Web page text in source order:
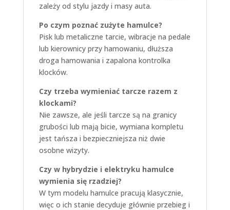
zależy od stylu jazdy i masy auta.
Po czym poznać zużyte hamulce?
Pisk lub metaliczne tarcie, wibracje na pedale
lub kierownicy przy hamowaniu, dłuższa
droga hamowania i zapalona kontrolka
klocków.
Czy trzeba wymieniać tarcze razem z
klockami?
Nie zawsze, ale jeśli tarcze są na granicy
grubości lub mają bicie, wymiana kompletu
jest tańsza i bezpieczniejsza niż dwie
osobne wizyty.
Czy w hybrydzie i elektryku hamulce
wymienia się rzadziej?
W tym modelu hamulce pracują klasycznie,
więc o ich stanie decyduje głównie przebieg i